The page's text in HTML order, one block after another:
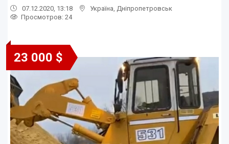
07.12.2020, 13:18 Україна Дніпропетровськ
Просмотров: 24
23 000 $